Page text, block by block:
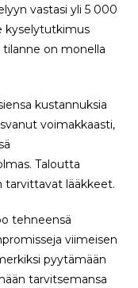
vastasi yli 5 000
kyselytutkimus
on monella
kustannuksia
voimakkaasti,
Taloutta
tarvittavat lääkkeet.
tehneensä
viimeisen
pyytämään
tarvitsemansa